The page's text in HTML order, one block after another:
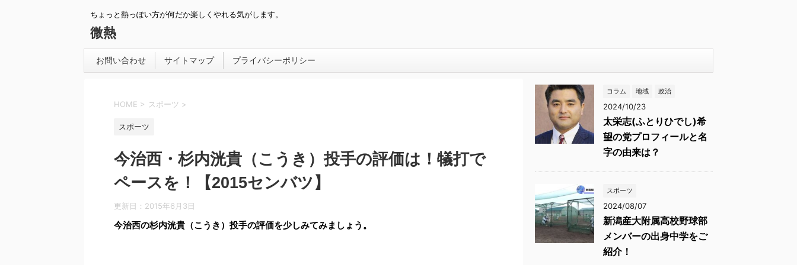
ちょっと熱っぽい方が何だか楽しくやれる気がします。
微熱
お問い合わせ サイトマップ プライバシーポリシー
HOME > スポーツ >
スポーツ
今治西・杉内洸貴（こうき）投手の評価は！犠打で
ペースを！【2015センバツ】
更新日： 2015年6月3日
今治西の杉内洸貴（こうき）投手の評価を少しみてみましょう。
コラム 地域 政治
2024/10/23
太栄志(ふとりひでし)希
望の党プロフィールと名
字の由来は？
スポーツ
2024/08/07
新潟産大附属高校野球部
メンバーの出身中学をご
紹介！